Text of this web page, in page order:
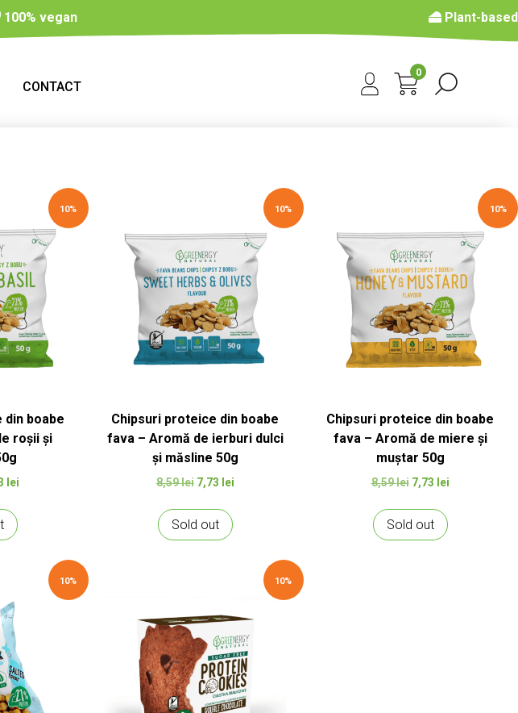
100% vegan Plant-based
CONTACT
0
10%
din boabe
roșii și
lei
10%
Chipsuri proteice din boabe
fava – Aromă de ierburi dulci
și măsline 50g
8,59lei Prețul
a
fost:
7,73 leiPrețul
Sold out
10%
Chipsuri proteice din boabe
fava – Aromă de miere și
muștar 50g
8,59lei Prețul
a
fost:
7,73 leiPrețul
Sold out
10% 10%